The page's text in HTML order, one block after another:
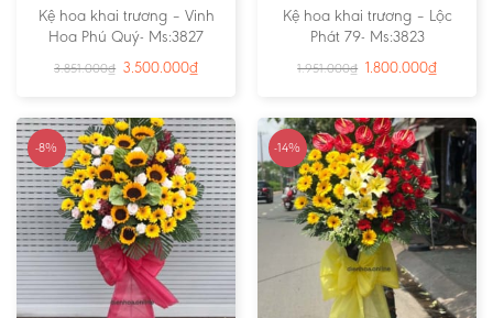
Kệ hoa khai trương – Vinh
Hoa Phú Quý- Ms:3827
3.851.000₫ 3.500.000₫
Kệ hoa khai trương – Lộc
Phát 79- Ms:3823
1.951.000₫ 1.800.000₫
-8% -14%